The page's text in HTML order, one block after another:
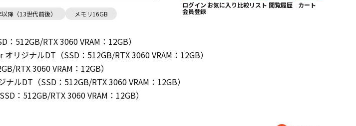
降（13世代前後） メモリ16GB
ログイン
会員登録
お気に入り 比較リスト 閲覧履歴 カート
512GB/RTX 3060 VRAM：12GB）
リジナルDT（SSD：512GB/RTX 3060 VRAM：12GB）
RTX 3060 VRAM：12GB）
ルDT（SSD：512GB/RTX 3060 VRAM：12GB）
：512GB/RTX 3060 VRAM：12GB）